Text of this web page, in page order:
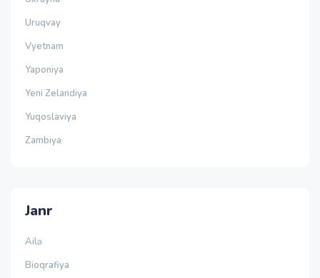
Uruqvay
Vyetnam
Yaponiya
Yeni Zelandiya
Yuqoslaviya
Zambiya
Janr
Ailə
Bioqrafiya